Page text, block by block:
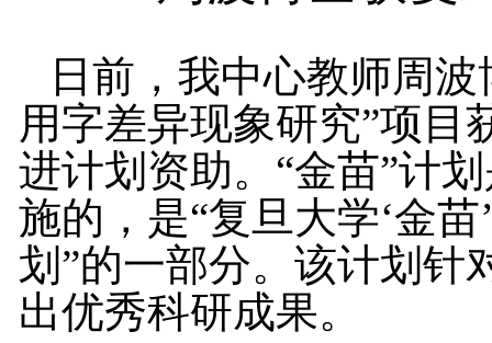
日前，我中心教师周
用字差异现象研究”项目
进计划资助。“金苗”计
施的，是“复旦大学‘金苗
划”的一部分。该计划针
出优秀科研成果。